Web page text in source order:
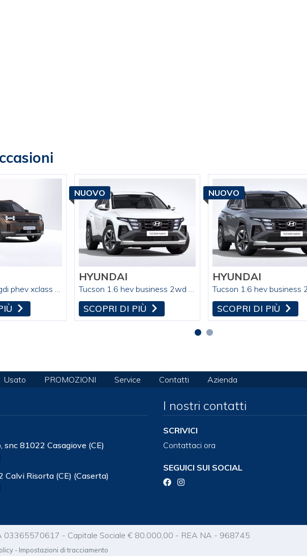
Santa fe 1.6 t-gdi phev xclass 4wd 253cv at 7p.ti
NUOVO
HYUNDAI
Tucson 1.6 hev business 2wd 239cv auto
SCOPRI DI PIÙ
NUOVO
HYUNDAI
SCOPRI DI PIÙ
Usato PROMOZIONI Service Contatti Azienda
snc 81022 Casagiove (CE)
Calvi Risorta (CE) (Caserta)
I nostri contatti
SCRIVICI
Contattaci ora
SEGUICI SUI SOCIAL
03365570617 - Capitale Sociale € 80.000,00 - REA NA - 968745
- Impostazioni di tracciamento